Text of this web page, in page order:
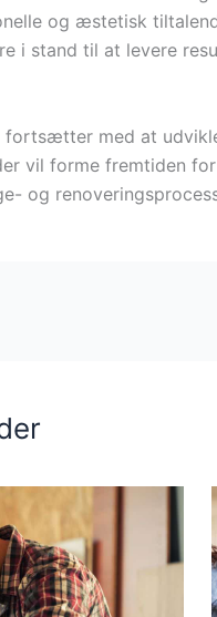
og æstetisk
i stand til at levere
med at
vil forme fremtiden
og